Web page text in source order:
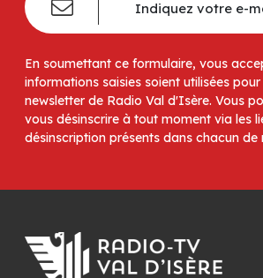
En soumettant ce formulaire, vous
informations saisies soient utilisées
newsletter de Radio Val d'Isère. Vous
vous désinscrire à tout moment via les
désinscription présents dans chacun de